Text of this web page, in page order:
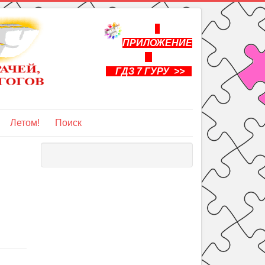
ПРИЛОЖЕНИЕ
ГДЗ 7 ГУРУ >>
Летом! Поиск